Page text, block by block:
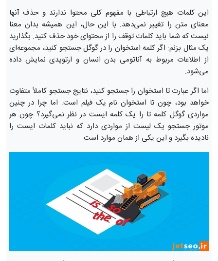
این کلمات هیچ ارتباطی با مفهوم کلی محتوا ندارند و حذف آنها
معنای متن را تغییر نمی‌دهد. با این حال، این همیشه بدان معنا
نیست که شما باید کلمات توقف را از محتوای خود حذف کنید. بگذارید
یک مثال بزنم: اگر کلمه استخوان را در گوگل جستجو کنید، مجموعه‌ای
از اطلاعات مربوط به آناتومی بدن انسان و ارتوپدی نمایش داده
می‌شود.
اما اگر عبارت تا استخوان را جستجو کنید، نتایج جستجو کاملاً متفاوت
خواهد بود، چون تا استخوان نام یک فیلم است. اما چرا در چنین
مواردی گوگل کلمه تا را یک کلمه ایست در نظر نمی‌گیرد؟ چون هر
موتور جستجو یک لیست از مواردی دارد که نباید کلمات ایست را
نادیده بگیرد و این یکی از همان موارد است.